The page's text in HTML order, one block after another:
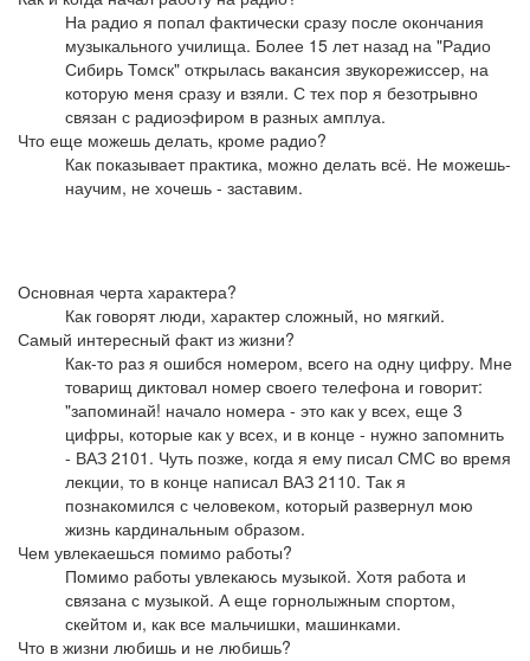
На радио я попал фактически сразу после окончания
музыкального училища. Более 15 лет назад на "Радио
Сибирь Томск" открылась вакансия звукорежиссер, на
которую меня сразу и взяли. С тех пор я безотрывно
связан с радиоэфиром в разных амплуа.
Что еще можешь делать, кроме радио?
Как показывает практика, можно делать всё. Не можешь-
научим, не хочешь - заставим.
Основная черта характера?
Как говорят люди, характер сложный, но мягкий.
Самый интересный факт из жизни?
Как-то раз я ошибся номером, всего на одну цифру. Мне
товарищ диктовал номер своего телефона и говорит:
"запоминай! начало номера - это как у всех, еще 3
цифры, которые как у всех, и в конце - нужно запомнить
- ВАЗ 2101. Чуть позже, когда я ему писал СМС во время
лекции, то в конце написал ВАЗ 2110. Так я
познакомился с человеком, который развернул мою
жизнь кардинальным образом.
Чем увлекаешься помимо работы?
Помимо работы увлекаюсь музыкой. Хотя работа и
связана с музыкой. А еще горнолыжным спортом,
скейтом и, как все мальчишки, машинками.
Что в жизни любишь и не любишь?